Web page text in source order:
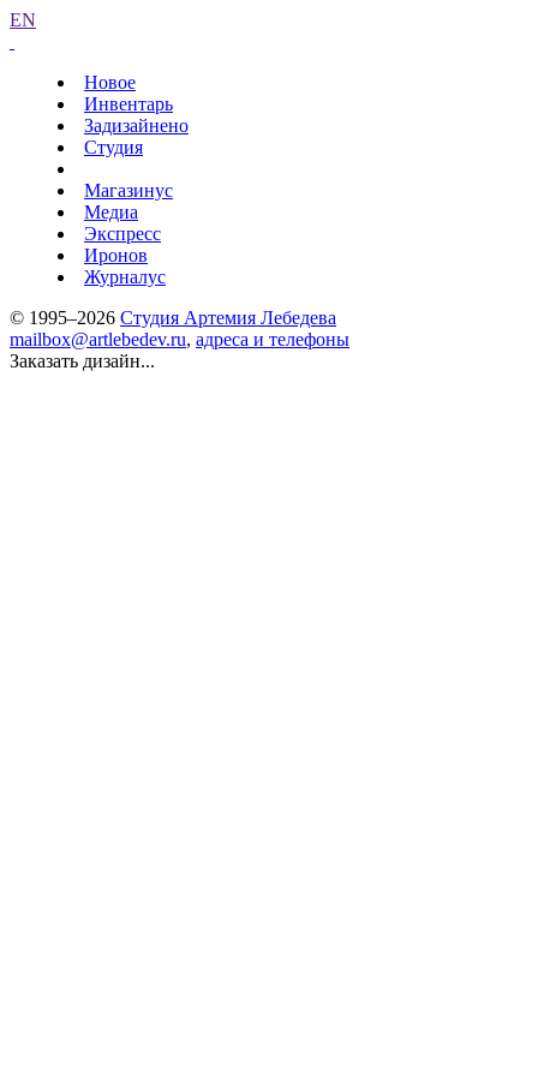
EN
Новое
Инвентарь
Задизайнено
Студия
Магазинус
Медиа
Экспресс
Иронов
Журналус
© 1995–2026 Студия Артемия Лебедева
mailbox@artlebedev.ru, адреса и телефоны
Заказать дизайн...